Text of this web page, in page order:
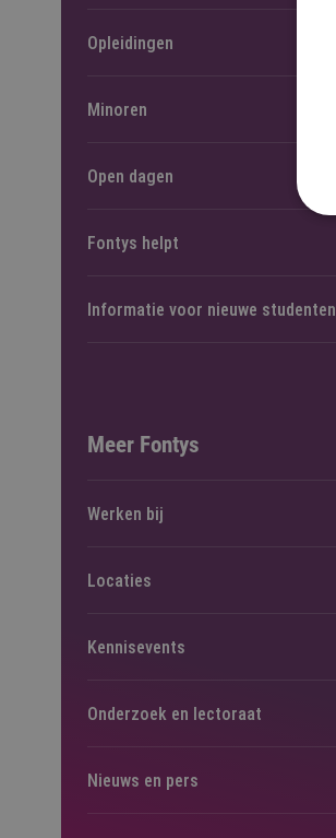
Opleidingen
Minoren
Open dagen
Fontys helpt
Informatie voor nieuwe studenten
Meer Fontys
Werken bij
Locaties
Kennisevents
Onderzoek en lectoraat
Nieuws en pers